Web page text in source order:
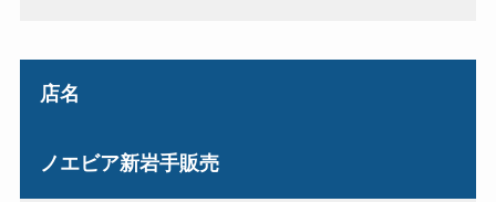
店名
ノエビア新岩手販売